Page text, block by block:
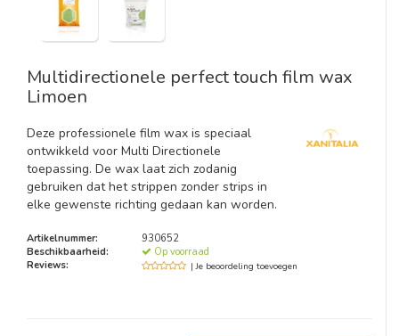
Multidirectionele perfect touch film wax
Limoen
Deze professionele film wax is speciaal
ontwikkeld voor Multi Directionele
toepassing. De wax laat zich zodanig
gebruiken dat het strippen zonder strips in
elke gewenste richting gedaan kan worden.
Artikelnummer:
930652
Beschikbaarheid:
Op voorraad
Reviews:
| Je beoordeling toevoegen